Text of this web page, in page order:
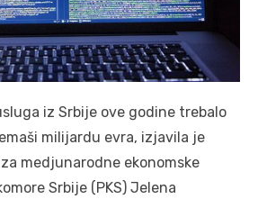
iz Srbije ove godine trebalo
milijardu evra, izjavila je
medjunarodne ekonomske
Srbije (PKS) Jelena